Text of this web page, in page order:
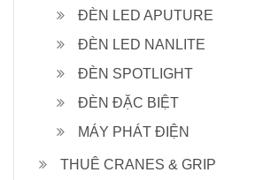
ĐÈN LED APUTURE
ĐÈN LED NANLITE
ĐÈN SPOTLIGHT
ĐÈN ĐẶC BIỆT
MÁY PHÁT ĐIỆN
THUÊ CRANES & GRIP